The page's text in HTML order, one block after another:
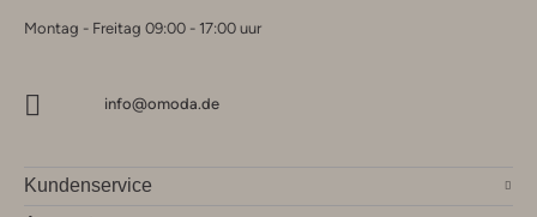
Montag - Freitag 09:00 - 17:00 uur
info@omoda.de
Kundenservice